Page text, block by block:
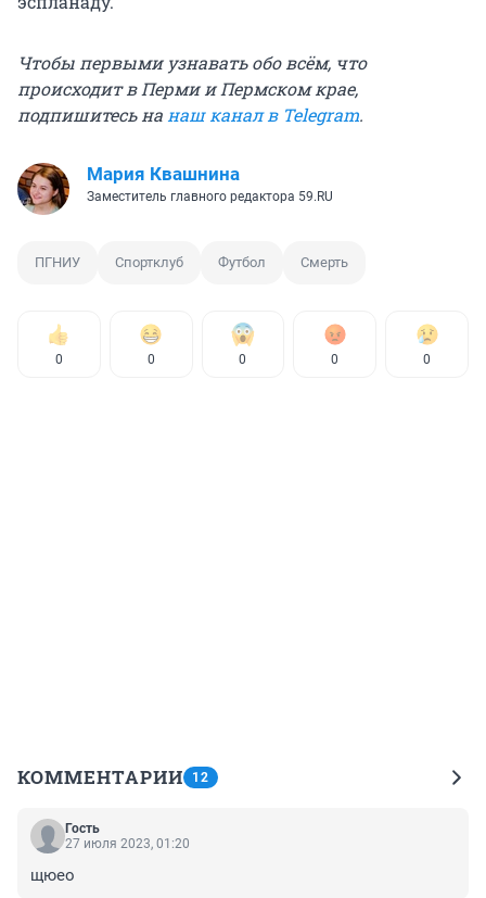
Чтобы первыми узнавать обо всём, что
происходит в Перми и Пермском крае,
подпишитесь нанаш канал в Telegram.
Мария Квашнина
Заместитель главного редактора 59.RU
ПГНИУ Спортклуб Футбол Смерть
0 0 0 0 0
КОММЕНТАРИИ 12
Гость
27 июля 2023, 01:20
щюео